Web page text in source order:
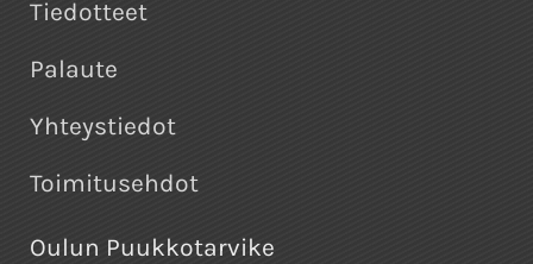
Tiedotteet
Palaute
Yhteystiedot
Toimitusehdot
Oulun Puukkotarvike